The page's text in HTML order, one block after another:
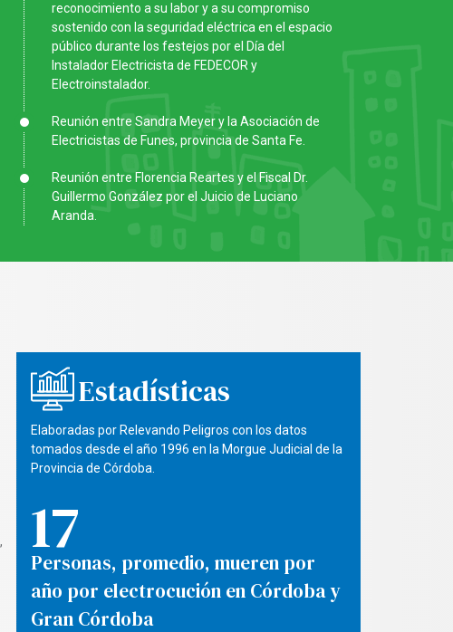
reconocimiento a su labor y a su compromiso
sostenido con la seguridad eléctrica en el espacio
público durante los festejos por el Día del
Instalador Electricista de FEDECOR y
Electroinstalador.
Reunión entre Sandra Meyer y la Asociación de
Electricistas de Funes, provincia de Santa Fe.
Reunión entre Florencia Reartes y el Fiscal Dr.
Guillermo González por el Juicio de Luciano
Aranda.
Estadísticas
Elaboradas por Relevando Peligros con los datos
tomados desde el año 1996 en la Morgue Judicial de la
Provincia de Córdoba.
17
Personas, promedio, mueren por
año por electrocución en Córdoba y
Gran Córdoba